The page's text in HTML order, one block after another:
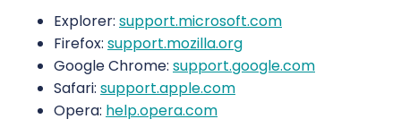
Explorer: support.microsoft.com
Firefox: support.mozilla.org
Google Chrome: support.google.com
Safari: support.apple.com
Opera: help.opera.com